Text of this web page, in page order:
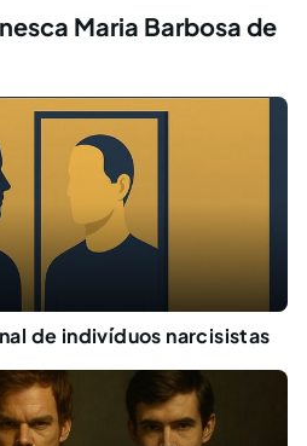
Maria Barbosa de
de indivíduos narcisistas